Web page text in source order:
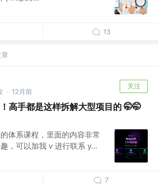
13
· 12月前
关注
高手都是这样拆解大型项目的 🤭🤭
体系课程，里面的内容非常
，可以加我 v 进行联系 y...
7